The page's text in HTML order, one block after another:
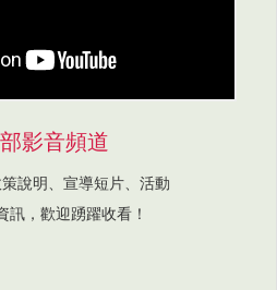
影音頻道
說明、宣導短片、活動
訊，歡迎踴躍收看！